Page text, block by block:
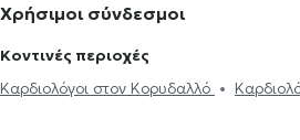
Χρήσιμοι σύνδεσμοι
Κοντινές περιοχές
Καρδιολόγοι στον Κορυδαλλό